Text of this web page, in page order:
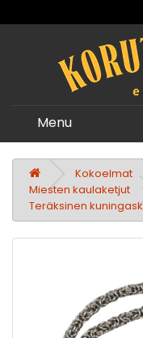
Menu
Kokoelmat
Miesten kaulaketjut
Teräksinen